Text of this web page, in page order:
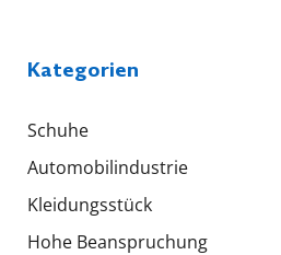
Kategorien
Schuhe
Automobilindustrie
Kleidungsstück
Hohe Beanspruchung